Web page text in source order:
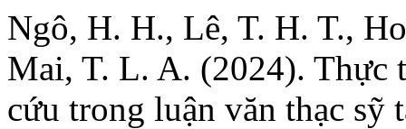
Ngô, H. H., Lê, T. H. T.,
Mai, T. L. A. (2024). Thực
cứu trong luận văn thạc